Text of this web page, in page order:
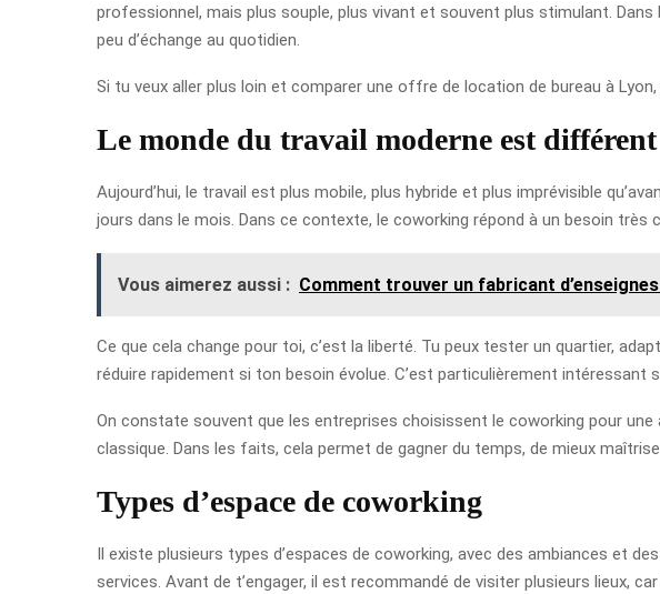
professionnel, mais plus souple, plus vivant et souvent plus stimulant.
peu d’échange au quotidien.
Si tu veux aller plus loin et comparer une offre de location de bureau à
Le monde du travail moderne est différent
Aujourd’hui, le travail est plus mobile, plus hybride et plus imprévisible
jours dans le mois. Dans ce contexte, le coworking répond à un besoin
Vous aimerez aussi : Comment trouver un fabricant d’enseignes
Ce que cela change pour toi, c’est la liberté. Tu peux tester un quartier,
réduire rapidement si ton besoin évolue. C’est particulièrement
On constate souvent que les entreprises choisissent le coworking pour
classique. Dans les faits, cela permet de gagner du temps, de mieux
Types d’espace de coworking
Il existe plusieurs types d’espaces de coworking, avec des ambiances et
services. Avant de t’engager, il est recommandé de visiter plusieurs lieux,